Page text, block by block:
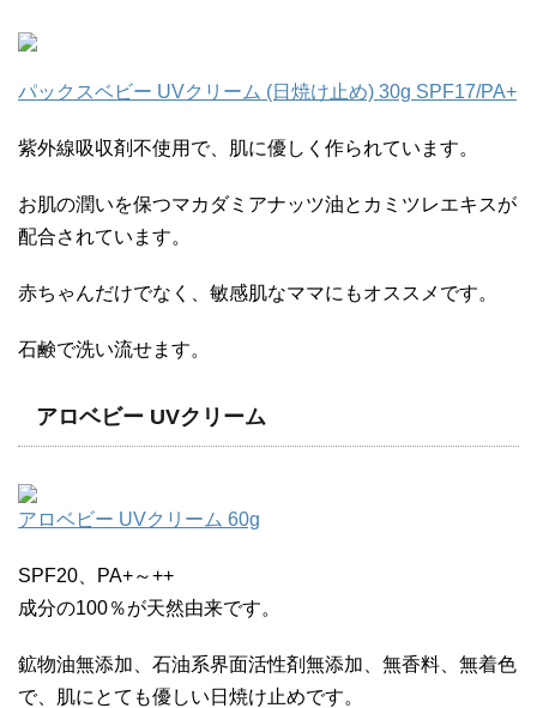
パックスベビー UVクリーム (日焼け止め) 30g SPF17/PA+
紫外線吸収剤不使用で、肌に優しく作られています。
お肌の潤いを保つマカダミアナッツ油とカミツレエキスが
配合されています。
赤ちゃんだけでなく、敏感肌なママにもオススメです。
石鹸で洗い流せます。
アロベビー UVクリーム
アロベビー UVクリーム 60g
SPF20、PA+～++
成分の100％が天然由来です。
鉱物油無添加、石油系界面活性剤無添加、無香料、無着色
で、肌にとても優しい日焼け止めです。